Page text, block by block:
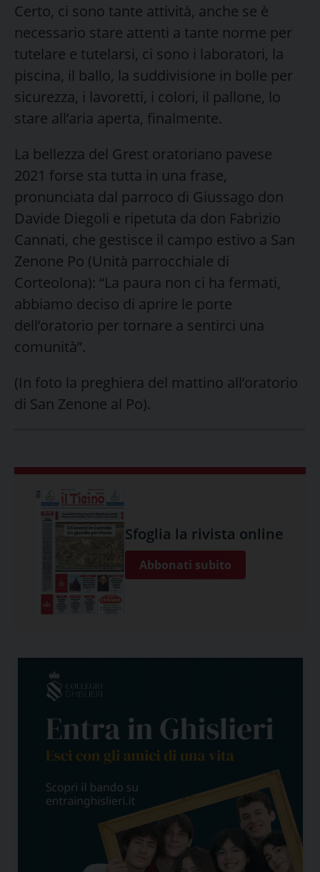
Certo, ci sono tante attività, anche se è
necessario stare attenti a tante norme per
tutelare e tutelarsi, ci sono i laboratori, la
piscina, il ballo, la suddivisione in bolle per
sicurezza, i lavoretti, i colori, il pallone, lo
stare all’aria aperta, finalmente.
La bellezza del Grest oratoriano pavese
2021 forse sta tutta in una frase,
pronunciata dal parroco di Giussago don
Davide Diegoli e ripetuta da don Fabrizio
Cannati, che gestisce il campo estivo a San
Zenone Po (Unità parrocchiale di
Corteolona): “La paura non ci ha fermati,
abbiamo deciso di aprire le porte
dell’oratorio per tornare a sentirci una
comunità”.
(In foto la preghiera del mattino all’oratorio
di San Zenone al Po).
Sfoglia la rivista online
Abbonati subito